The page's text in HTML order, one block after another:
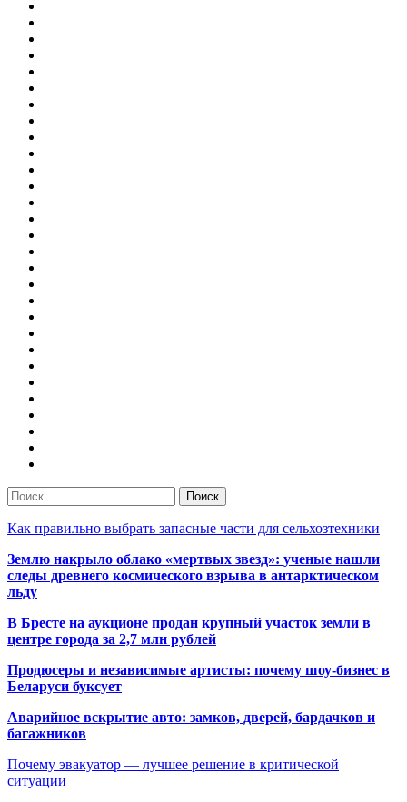
Как правильно выбрать запасные части для сельхозтехники
Землю накрыло облако «мертвых звезд»: ученые нашли
следы древнего космического взрыва в антарктическом
льду
В Бресте на аукционе продан крупный участок земли в
центре города за 2,7 млн рублей
Продюсеры и независимые артисты: почему шоу-бизнес в
Беларуси буксует
Аварийное вскрытие авто: замков, дверей, бардачков и
багажников
Почему эвакуатор — лучшее решение в критической
ситуации